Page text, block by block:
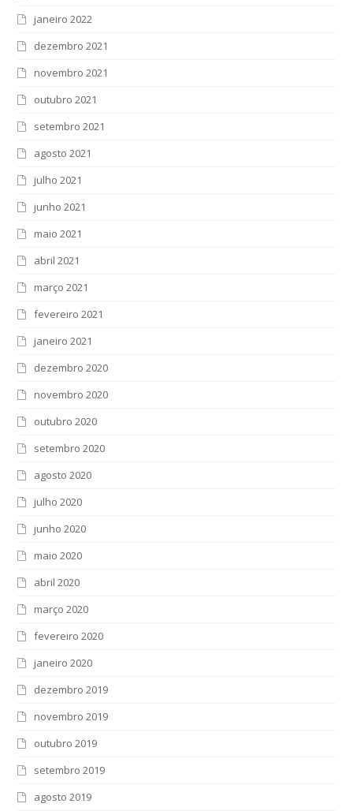
janeiro 2022
dezembro 2021
novembro 2021
outubro 2021
setembro 2021
agosto 2021
julho 2021
junho 2021
maio 2021
abril 2021
março 2021
fevereiro 2021
janeiro 2021
dezembro 2020
novembro 2020
outubro 2020
setembro 2020
agosto 2020
julho 2020
junho 2020
maio 2020
abril 2020
março 2020
fevereiro 2020
janeiro 2020
dezembro 2019
novembro 2019
outubro 2019
setembro 2019
agosto 2019